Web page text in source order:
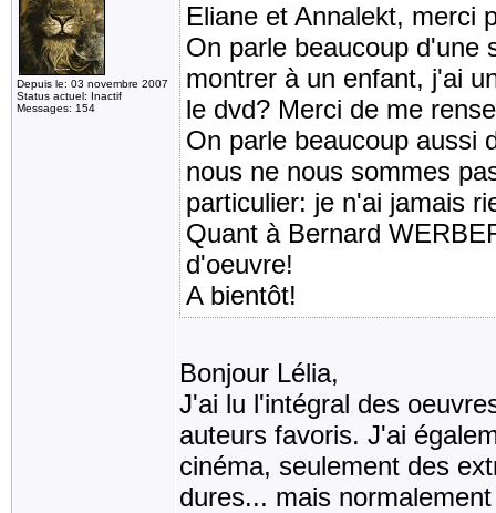
Depuis le: 03 novembre 2007
Status actuel: Inactif
Messages: 154
Eliane et Annalekt, merci
On parle beaucoup d'une
montrer à un enfant, j'ai
le dvd? Merci de me
On parle beaucoup aussi
nous ne nous sommes
particulier: je n'ai jamais
Quant à Bernard
d'oeuvre!
A bientôt!
Bonjour Lélia,
J'ai lu l'intégral des
auteurs favoris. J'ai
cinéma, seulement des
dures... mais